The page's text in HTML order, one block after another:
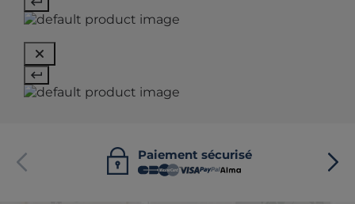
Paiement sécurisé